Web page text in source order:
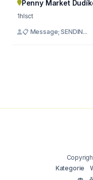
Penny Market
1hlsct
📋 Message; SENDIN...
Kategorie